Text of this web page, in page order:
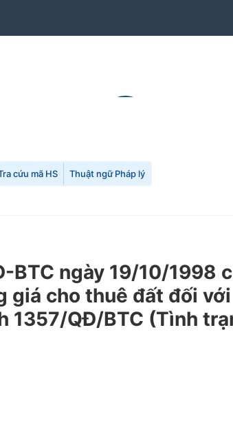
cứu mã HS Thuật ngữ Pháp lý
ngày 19/10/1998
giá cho thuê đất đối
1357/QĐ/BTC (Tình